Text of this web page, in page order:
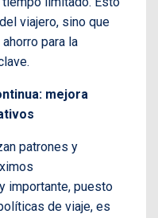
viajero, sino que
para la
mejora
patrones y
importante, puesto
de viaje, es